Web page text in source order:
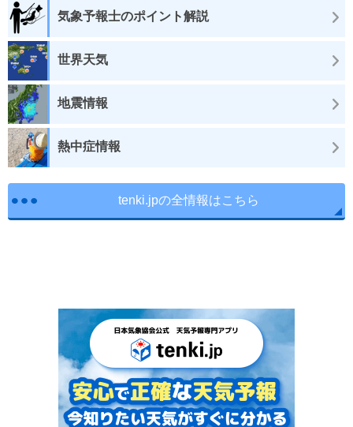
気象予報士のポイント解説
世界天気
地震情報
熱中症情報
tenki.jpの全情報はこちら